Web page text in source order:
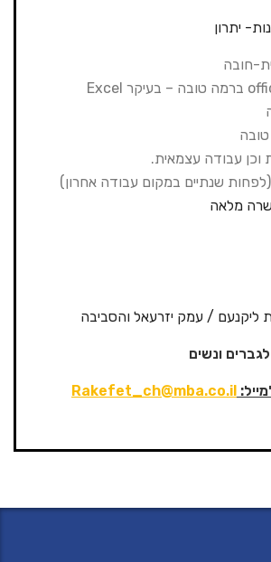
יתרון
חובה
וכן עבודה עצמאית.
שנתיים במקום עבודה אחרון)
מלאה
ליקנעם / עמק יזרעאל והסביבה
ונשים
:
Rakefet_ch@mba.co.il